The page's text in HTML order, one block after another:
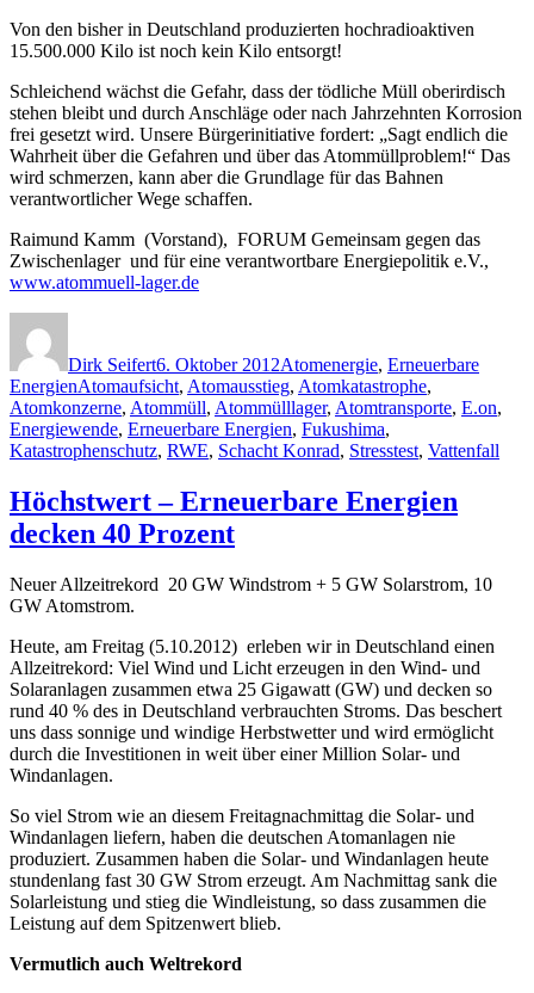
Von den bisher in Deutschland produzierten hochradioaktiven
15.500.000 Kilo ist noch kein Kilo entsorgt!
Schleichend wächst die Gefahr, dass der tödliche Müll oberirdisch
stehen bleibt und durch Anschläge oder nach Jahrzehnten Korrosion
frei gesetzt wird. Unsere Bürgerinitiative fordert: „Sagt endlich die
Wahrheit über die Gefahren und über das Atommüllproblem!“ Das
wird schmerzen, kann aber die Grundlage für das Bahnen
verantwortlicher Wege schaffen.
Raimund Kamm (Vorstand), FORUM Gemeinsam gegen das
Zwischenlager und für eine verantwortbare Energiepolitik e.V.,
www.atommuell-lager.de
Dirk Seifert6. Oktober 2012Atomenergie, Erneuerbare
EnergienSchlagwörter
Atomaufsicht, Atomausstieg, Atomkatastrophe,
Atomkonzerne, Atommüll, Atommülllager, Atomtransporte, E.on,
Energiewende, Erneuerbare Energien, Fukushima,
Katastrophenschutz, RWE, Schacht Konrad, Stresstest, Vattenfall
Höchstwert – Erneuerbare Energien
decken 40 Prozent
Neuer Allzeitrekord 20 GW Windstrom + 5 GW Solarstrom, 10
GW Atomstrom.
Heute, am Freitag (5.10.2012) erleben wir in Deutschland einen
Allzeitrekord: Viel Wind und Licht erzeugen in den Wind- und
Solaranlagen zusammen etwa 25 Gigawatt (GW) und decken so
rund 40 % des in Deutschland verbrauchten Stroms. Das beschert
uns dass sonnige und windige Herbstwetter und wird ermöglicht
durch die Investitionen in weit über einer Million Solar- und
Windanlagen.
So viel Strom wie an diesem Freitagnachmittag die Solar- und
Windanlagen liefern, haben die deutschen Atomanlagen nie
produziert. Zusammen haben die Solar- und Windanlagen heute
stundenlang fast 30 GW Strom erzeugt. Am Nachmittag sank die
Solarleistung und stieg die Windleistung, so dass zusammen die
Leistung auf dem Spitzenwert blieb.
Vermutlich auch Weltrekord